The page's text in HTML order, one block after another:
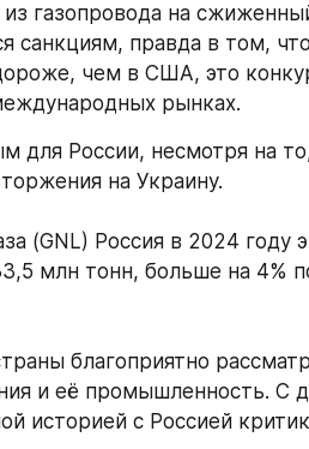
газопровода на
санкциям, правда в том,
чем в США, это
рынках.
для России, несмотря на
на Украину.
(GNL) Россия в 2024 году
млн тонн, больше на 4%
благоприятно
и её промышленность. С
историей с Россией